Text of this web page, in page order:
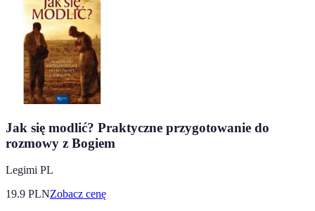
Jak się modlić? Praktyczne przygotowanie do
rozmowy z Bogiem
Legimi PL
19.9 PLNZobacz cenę